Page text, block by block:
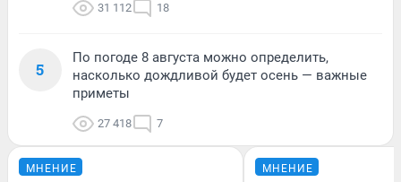
31 112 18
5
По погоде 8 августа можно определить,
насколько дождливой будет осень — важные
приметы
27 418 7
МНЕНИЕ МНЕНИЕ